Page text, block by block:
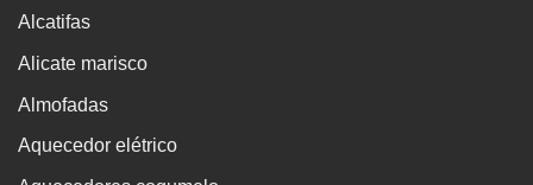
Alcatifas
Alicate marisco
Almofadas
Aquecedor elétrico